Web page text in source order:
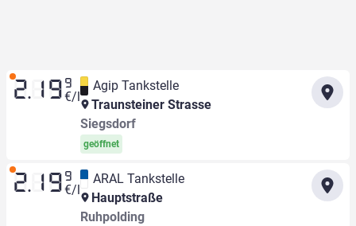
2.19 9
€/l
Agip Tankstelle
Traunsteiner Strasse
Siegsdorf
geöffnet
2.19 9
€/l
ARAL Tankstelle
Hauptstraße
Ruhpolding